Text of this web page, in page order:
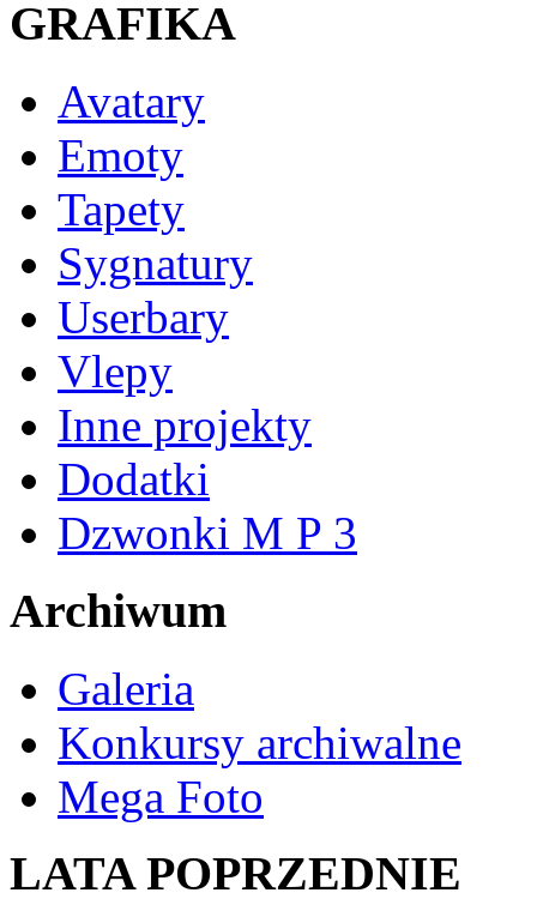
GRAFIKA
Avatary
Emoty
Tapety
Sygnatury
Userbary
Vlepy
Inne projekty
Dodatki
Dzwonki M P 3
Archiwum
Galeria
Konkursy archiwalne
Mega Foto
LATA POPRZEDNIE